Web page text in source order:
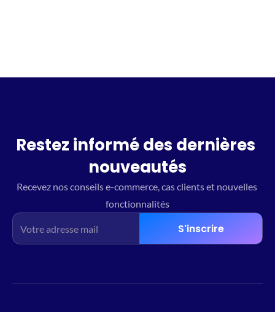
Restez informé des dernières
nouveautés
Recevez nos conseils e-commerce, cas clients et nouvelles
fonctionnalités
S'inscrire